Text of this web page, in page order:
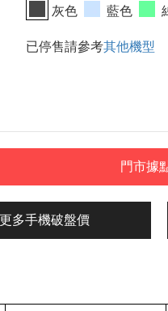
灰色 藍色
已停售請參考其他機型
門市據
更多手機破盤價